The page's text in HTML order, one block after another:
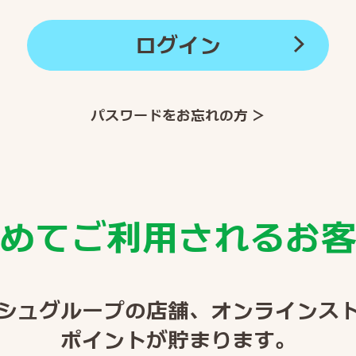
ログイン
パスワードをお忘れの方 ＞
てご利用されるお
ュグループの店舗、オンラインス
ポイントが貯まります。